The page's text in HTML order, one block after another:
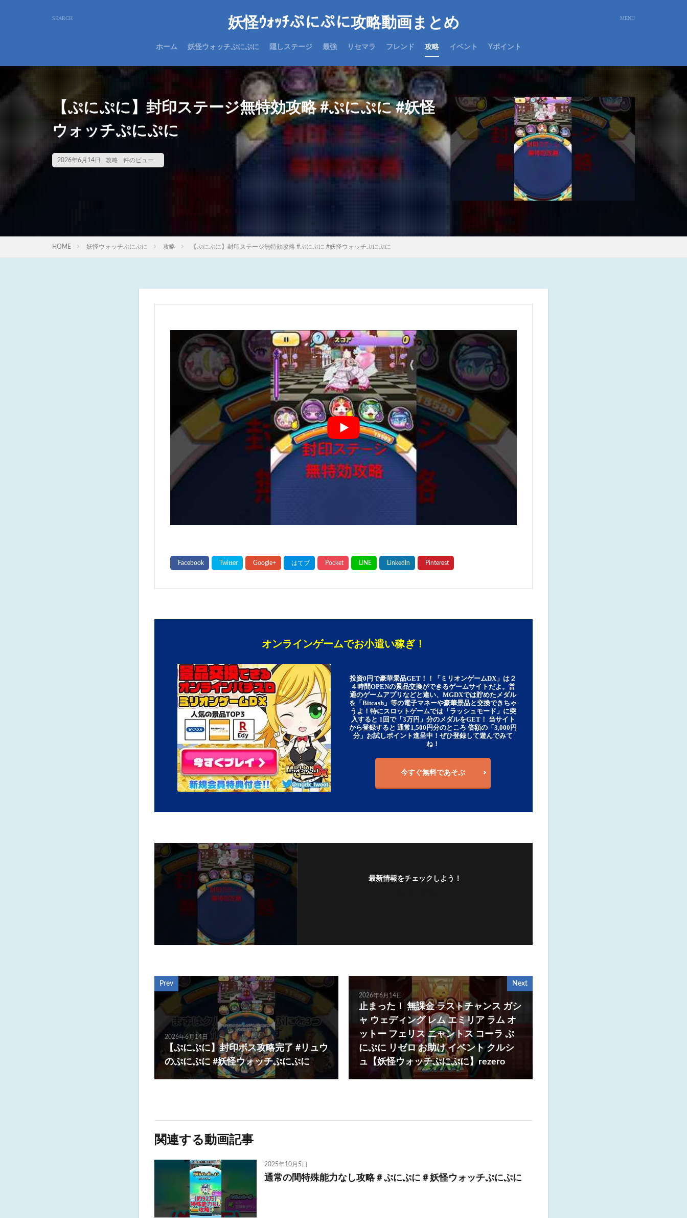
妖怪ｳｫｯﾁぷにぷに攻略動画まとめ
ホーム 妖怪ウォッチぷにぷに 隠しステージ 最強 リセマラ フレンド 攻略 イベント Yポイント
【ぷにぷに】封印ステージ無特効攻略 #ぷにぷに #妖怪
ウォッチぷにぷに
2026年6月14日 攻略 件のビュー
HOME 妖怪ウォッチぷにぷに 攻略 【ぷにぷに】封印ステージ無特効攻略 #ぷにぷに #妖怪ウォッチぷにぷに
オンラインゲームでお小遣い稼ぎ！
投資0円で豪華景品GET！！「ミリオンゲームDX」は２
４時間OPENの景品交換ができるゲームサイトだよ。普
通のゲームアプリなどと違い、MGDXでは貯めたメダル
を「Bitcash」等の電子マネーや豪華景品と交換できちゃ
うよ！特にスロットゲームでは「ラッシュモード」に突
入すると 1回で「3万円」分のメダルをGET！ 当サイト
から登録すると 通常1,500円分のところ 倍額の「3,000円
分」お試しポイント進呈中！ぜひ登録して遊んでみて
ね！
今すぐ無料であそぶ
最新情報をチェックしよう！
Prev
2026年6月14日
【ぷにぷに】封印ボス攻略完了 #リュウ
のぷにぷに #妖怪ウォッチぷにぷに
Next
2026年6月14日
止まった！ 無課金 ラストチャンス ガシ
ャ ウェディング レム エミリア ラム オ
ットー フェリス ニャントス コーラ ぷ
にぷに リゼロ お助け イベント クルシ
ュ【妖怪ウォッチぷにぷに】rezero
関連する動画記事
2025年10月5日
通常の間特殊能力なし攻略＃ぷにぷに＃妖怪ウォッチぷにぷに